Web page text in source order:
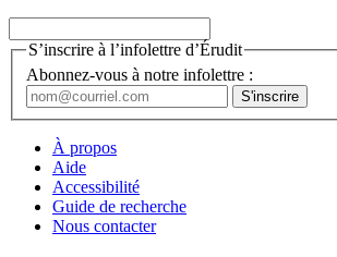
S’inscrire à l’infolettre d’Érudit
Abonnez-vous à notre infolettre :
À propos
Aide
Accessibilité
Guide de recherche
Nous contacter